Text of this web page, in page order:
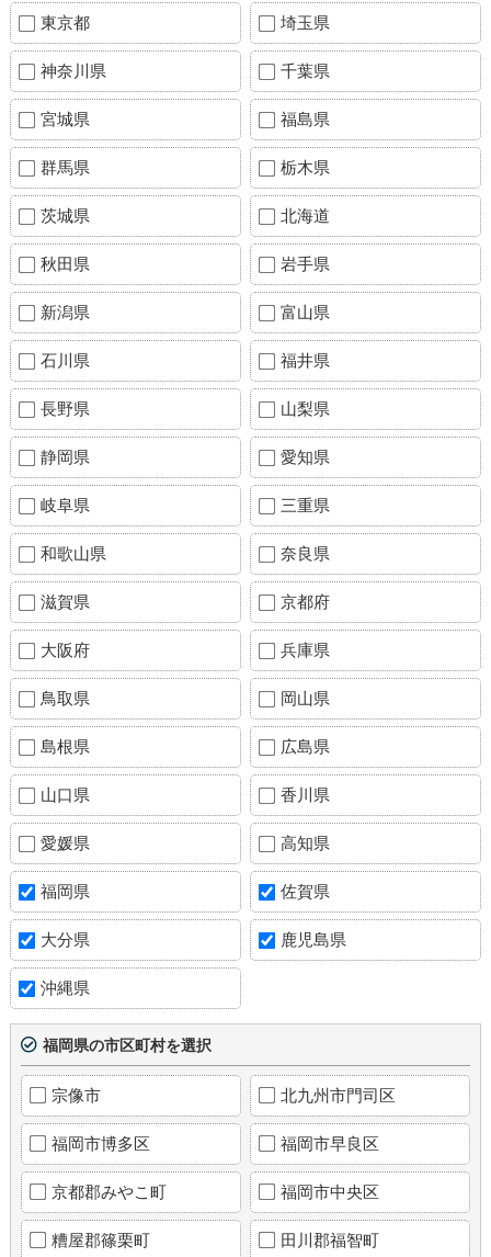
東京都 埼玉県
神奈川県 千葉県
宮城県 福島県
群馬県 栃木県
茨城県 北海道
秋田県 岩手県
新潟県 富山県
石川県 福井県
長野県 山梨県
静岡県 愛知県
岐阜県 三重県
和歌山県 奈良県
滋賀県 京都府
大阪府 兵庫県
鳥取県 岡山県
島根県 広島県
山口県 香川県
愛媛県 高知県
福岡県 佐賀県
大分県 鹿児島県
沖縄県
福岡県の市区町村を選択
宗像市 北九州市門司区
福岡市博多区 福岡市早良区
京都郡みやこ町 福岡市中央区
糟屋郡篠栗町 田川郡福智町